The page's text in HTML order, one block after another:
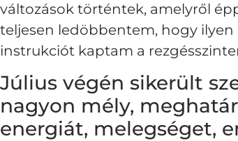
változások történtek, amelyről
teljesen ledöbbentem, hogy
instrukciót kaptam a
Július végén sikerült
nagyon mély,
energiát, melegséget,